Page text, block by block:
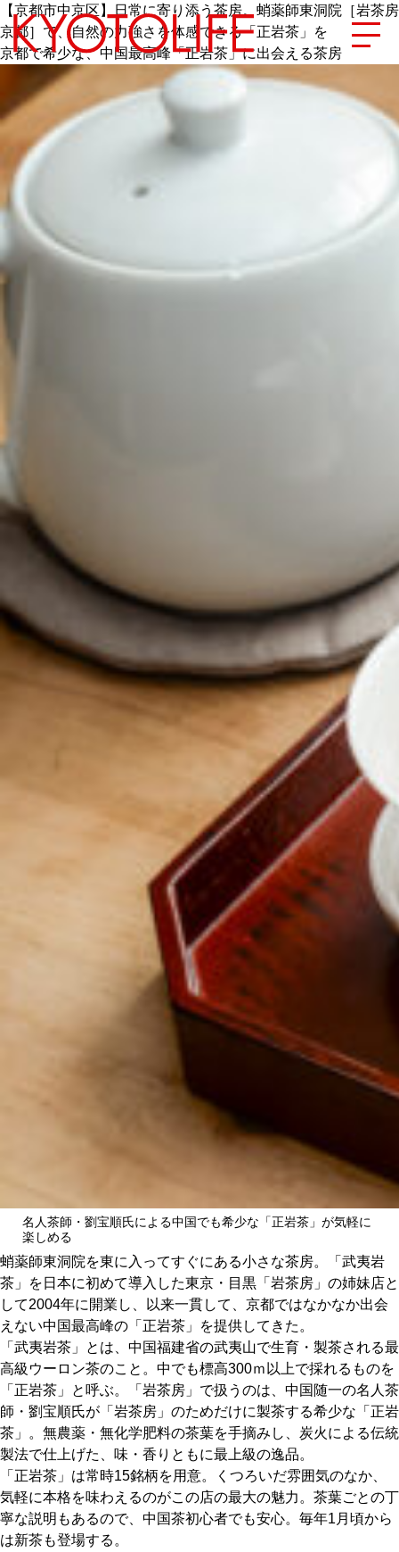
エリアから探す
地図から探す
カテゴリーから探す
SPECIAL
Instagram
チケットプレゼント応募
MAIN MENU
京都おやつクラブ
私と店のはなし
今月の京みやげ
京都の書店
CULTURE
関西で開催。
おすすめの展覧会
おすすめの映画
誠光社で選びました。
おすすめの本
紹介します。
おすすめのイベント
【京都市中京区】日常に寄り添う茶房。蛸薬師東洞院［岩茶房
京都］で、自然の力強さを体感できる「正岩茶」を
京都で希少な、中国最高峰「正岩茶」に出会える茶房
名人茶師・劉宝順氏による中国でも希少な「正岩茶」が気軽に
楽しめる
蛸薬師東洞院を東に入ってすぐにある小さな茶房。「武夷岩
茶」を日本に初めて導入した東京・目黒「岩茶房」の姉妹店と
して2004年に開業し、以来一貫して、京都ではなかなか出会
えない中国最高峰の「正岩茶」を提供してきた。
「武夷岩茶」とは、中国福建省の武夷山で生育・製茶される最
高級ウーロン茶のこと。中でも標高300ｍ以上で採れるものを
「正岩茶」と呼ぶ。「岩茶房」で扱うのは、中国随一の名人茶
師・劉宝順氏が「岩茶房」のためだけに製茶する希少な「正岩
茶」。無農薬・無化学肥料の茶葉を手摘みし、炭火による伝統
製法で仕上げた、味・香りともに最上級の逸品。
「正岩茶」は常時15銘柄を用意。くつろいだ雰囲気のなか、
気軽に本格を味わえるのがこの店の最大の魅力。茶葉ごとの丁
寧な説明もあるので、中国茶初心者でも安心。毎年1月頃から
は新茶も登場する。